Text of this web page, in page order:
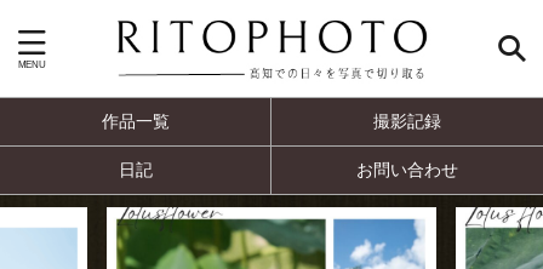
作品一覧 撮影記録
日記 お問い合わせ